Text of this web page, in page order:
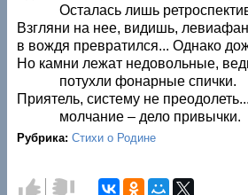
Осталась лишь
Взгляни на нее, видишь, левиафан
в вождя превратился... Однако
Но камни лежат недовольные,
потухли фонарные спички.
Приятель, систему не преодолеть...
молчание – дело привычки.
Рубрика:Стихи о Родине
ГолосГолос